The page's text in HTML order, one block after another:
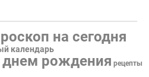
на сегодня
календарь
днем рождения рецепты